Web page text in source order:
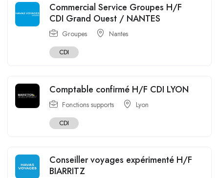
Commercial Service Groupes H/F
CDI Grand Ouest / NANTES
Groupes Nantes
CDI
Comptable confirmé H/F CDI LYON
Fonctions supports Lyon
CDI
Conseiller voyages expérimenté H/F
BIARRITZ